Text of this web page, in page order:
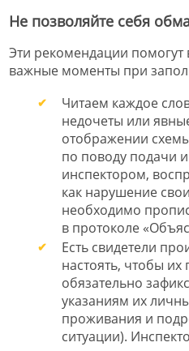
Не позволяйте себя
Эти рекомендации
важные моменты при
Читаем каждое
недочеты или
отображении
по поводу подачи
инспектором,
как нарушение
необходимо
в протоколе
Есть свидетели
настоять, чтобы
обязательно
указаниям их
проживания и
ситуации).